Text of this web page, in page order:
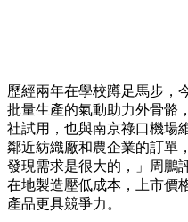
歷經兩年在學校蹲足馬步，
批量生產的氣動助力外骨骼
社試用，也與南京祿口機場
鄰近紡織廠和農企業的訂單
發現需求是很大的，」周鵬
在地製造壓低成本，上市價
產品更具競爭力。